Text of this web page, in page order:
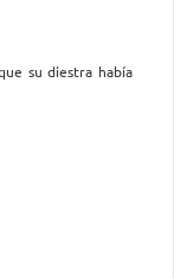
su diestra había